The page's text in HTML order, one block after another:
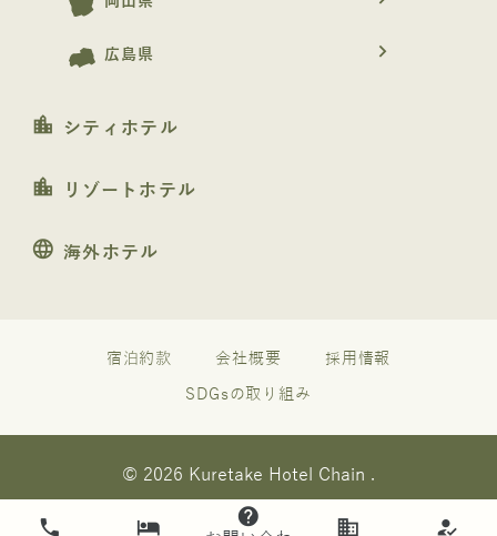
広島県 navigate_next
location_city シティホテル
location_city リゾートホテル
language 海外ホテル
宿泊約款 会社概要 採用情報
SDGsの取り組み
© 2026 Kuretake Hotel Chain .
phone hotel help business how_to_reg